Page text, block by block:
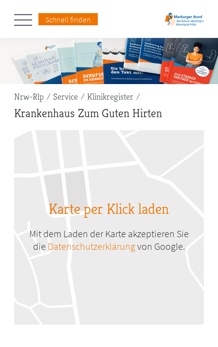
Schnell finden
Pfadnavigation
Nrw-Rlp Service Klinikregister
Krankenhaus Zum Guten Hirten
Karte per Klick laden
Mit dem Laden der Karte akzeptieren Sie
die Datenschutzerklärungvon Google.